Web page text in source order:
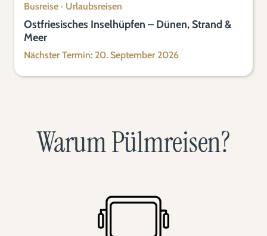
Busreise · Urlaubsreisen
Ostfriesisches Inselhüpfen – Dünen, Strand &
Meer
Nächster Termin: 20. September 2026
Warum Pülmreisen?